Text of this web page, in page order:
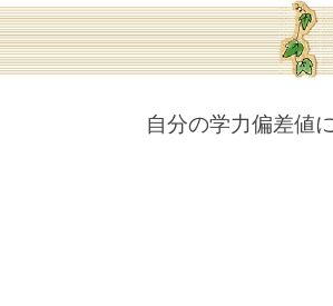
自分の学力偏差値